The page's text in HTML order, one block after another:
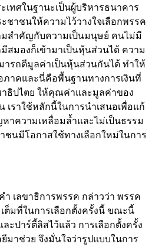
เทศในฐานะเป็นผู้บริหารธนาคาร
ชาชนให้ความไว้วางใจเลือกพรรค
สำคัญกับความเป็นมนุษย์ คนไม่มี
สมองก็เข้ามาเป็นหุ้นส่วนได้ ความ
รถตีมูลค่าเป็นหุ้นส่วนกันได้ ทำให้
าคและนี่คือพื้นฐานทางการเงินที่
ธิปไตย ให้คุณค่าและมูลค่าของ
เราใช้หลักนี้ในการนำเสนอเพื่อแก้
ความเหลื่อมล้ำและไม่เป็นธรรม
ชนมีโอกาสใช้ทางเลือกใหม่ในการ
เลขาธิการพรรค กล่าวว่า พรรค
ต็มที่ในการเลือกตั้งครั้งนี้ ขณะนี้
ะปาร์ตี้ลิสไว้แล้ว การเลือกตั้งครั้ง
มาช่วย จึงมั่นใจว่ารูปแบบในการ